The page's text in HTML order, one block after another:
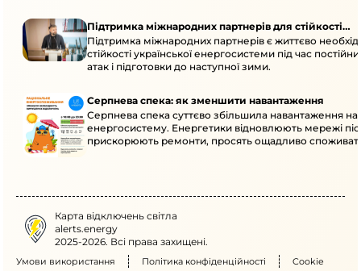
Підтримка міжнародних партнерів для стійкості
енергосистеми
Підтримка міжнародних партнерів є життєво
стійкості української енергосистеми під час
атак і підготовки до наступної зими.
Серпнева спека: як зменшити навантаження
Серпнева спека суттєво збільшила навантаження на
енергосистему. Енергетики відновлюють мережі
прискорюють ремонти, просять ощадливо
Карта відключень світла
alerts.energy
2025-2026. Всі права захищені.
Умови використання Політика конфіденційності Cookie